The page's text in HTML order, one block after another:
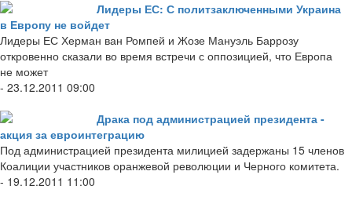
Лидеры ЕС: С политзаключенными Украина
в Европу не войдет
Лидеры ЕС Херман ван Ромпей и Жозе Мануэль Баррозу
откровенно сказали во время встречи с оппозицией, что Европа
не может
- 23.12.2011 09:00
Драка под администрацией президента -
акция за евроинтеграцию
Под администрацией президента милицией задержаны 15 членов
Коалиции участников оранжевой революции и Черного комитета.
- 19.12.2011 11:00